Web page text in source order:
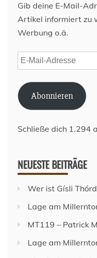
Gib deine E-Mail-
Artikel informiert zu
Werbung o.ä.
E-
Mail-
Adresse
Abonnieren
Schließe dich 1.294
NEUESTE BEITRÄGE
Wer ist Gísli
Lage am
MT119 – Patrick
Lage am